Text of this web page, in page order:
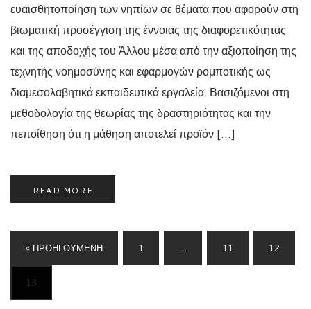
ευαισθητοποίηση των νηπίων σε θέματα που αφορούν στη
βιωματική προσέγγιση της έννοιας της διαφορετικότητας
και της αποδοχής του Άλλου μέσα από την αξιοποίηση της
τεχνητής νοημοσύνης και εφαρμογών ρομποτικής ως
διαμεσολαβητικά εκπαιδευτικά εργαλεία. Βασιζόμενοι στη
μεθοδολογία της θεωρίας της δραστηριότητας και την
πεποίθηση ότι η μάθηση αποτελεί προϊόν […]
READ MORE
« ΠΡΟΗΓΟΎΜΕΝΗ 1 … 11 12
13